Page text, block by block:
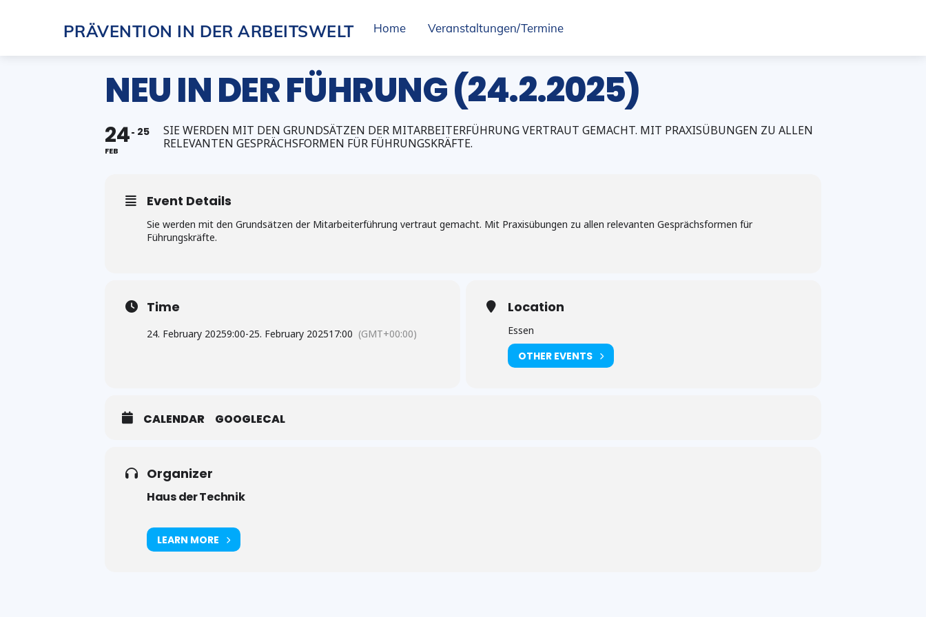
PRÄVENTION IN DER ARBEITSWELT Home Veranstaltungen/Termine
NEU IN DER FÜHRUNG (24.2.2025)
24
FEB
25
SIE WERDEN MIT DEN GRUNDSÄTZEN DER MITARBEITERFÜHRUNG VERTRAUT GEMACHT. MIT PRAXISÜBUNGEN ZU ALLEN
RELEVANTEN GESPRÄCHSFORMEN FÜR FÜHRUNGSKRÄFTE.
Event Details
Sie werden mit den Grundsätzen der Mitarbeiterführung vertraut gemacht. Mit Praxisübungen zu allen relevanten Gesprächsformen für
Führungskräfte.
Time
24. February 20259:00-25. February 202517:00 (GMT+00:00)
Location
Essen
OTHER EVENTS
CALENDAR GOOGLECAL
Organizer
Haus der Technik
LEARN MORE